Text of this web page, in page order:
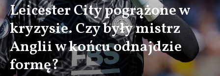
Leicester City pogrążone w
kryzysie. Czy były mistrz
Anglii w końcu odnajdzie
formę?